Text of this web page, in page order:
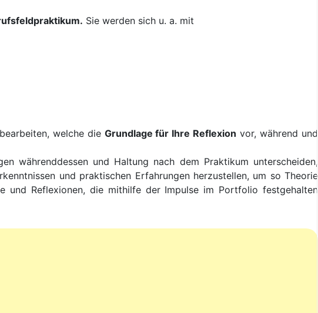
Sie werden sich u. a. mit
bearbeiten, welche die Grundlage für Ihre Reflexion vor, während und
währenddessen und Haltung nach dem Praktikum unterscheiden,
und praktischen Erfahrungen herzustellen, um so Theorie
und Reflexionen, die mithilfe der Impulse im Portfolio festgehalten